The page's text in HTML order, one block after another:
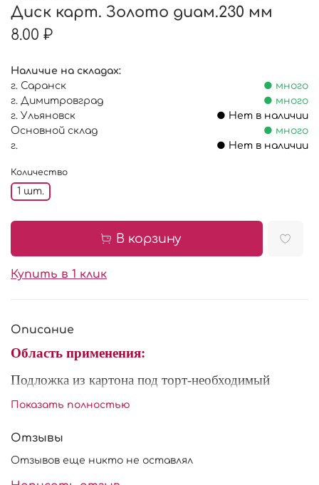
Диск карт. Золото диам.230 мм
8.00 ₽
Наличие на складах:
г. Саранск
● много
г. Димитровград
● много
г. Ульяновск
● Нет в наличии
Основной склад
● много
г.
● Нет в наличии
Количество
1 шт.
В корзину
Купить в 1 клик
Описание
Область применения:
Подложка из картона под торт-необходимый
атрибут, который спасет от деформации,
используются для презентации и приносит больше
использовать при доставке торта.
Показать полностью
Отзывы
Отзывов еще никто не оставлял